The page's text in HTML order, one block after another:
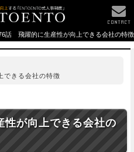
話 飛躍的に生産性が向上できる会社の特徴
きる会社の特徴
が向上できる会社の
CONTACT